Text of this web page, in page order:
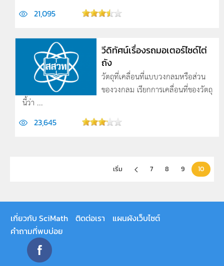
21,095
วีดิทัศน์เรื่องรถมอเตอร์ไซด์ไต่
ถัง
วัตถุที่เคลื่อนที่แบบวงกลมหรือส่วน
ของวงกลม เรียกการเคลื่อนที่ของวัตถุ
นี้ว่า ...
23,645
เริ่ม 7 8 9 10
เกี่ยวกับ SciMath ติดต่อเรา
แผนผังเว็บไซต์
คำถามที่พบบ่อย